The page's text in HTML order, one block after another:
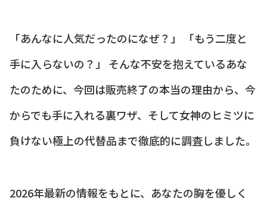
「あんなに人気だったのになぜ？」 「もう二度と
手に入らないの？」 そんな不安を抱えているあな
たのために、今回は販売終了の本当の理由から、今
からでも手に入れる裏ワザ、そして女神のヒミツに
負けない極上の代替品まで徹底的に調査しました。
2026年最新の情報をもとに、あなたの胸を優しく